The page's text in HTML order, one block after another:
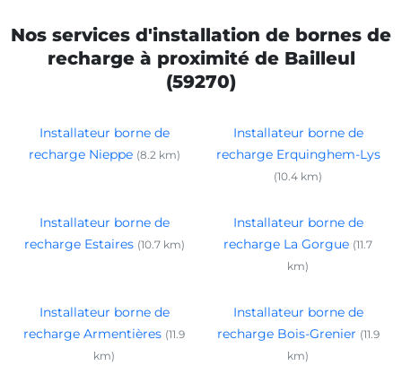
Nos services d'installation de bornes de
recharge à proximité de Bailleul
(59270)
Installateur borne de
recharge Nieppe (8.2 km)
Installateur borne de
recharge Erquinghem-Lys
(10.4 km)
Installateur borne de
recharge Estaires (10.7 km)
Installateur borne de
recharge La Gorgue (11.7
km)
Installateur borne de
recharge Armentières (11.9
km)
Installateur borne de
recharge Bois-Grenier (11.9
km)